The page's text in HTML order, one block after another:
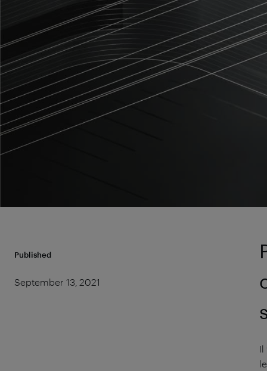
Published
September 13, 2021
Il